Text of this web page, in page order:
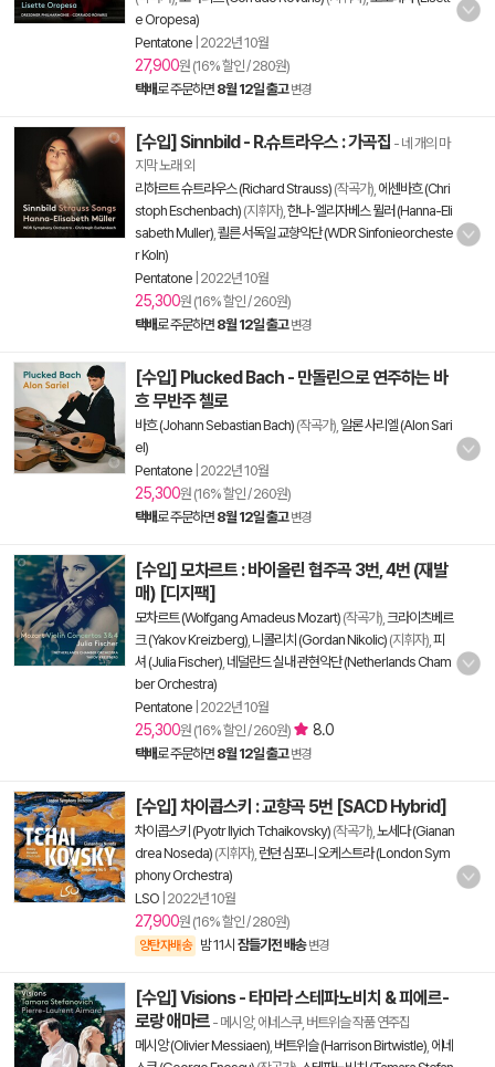
e Oropesa)
Pentatone 2022년 10월
27,900원 (16% 할인 / 280원)
택배로 주문하면 8월 12일 출고 변경
[수입] Sinnbild - R.슈트라우스 : 가곡집 - 네 개의 마
지막 노래 외
리하르트 슈트라우스 (Richard Strauss) (작곡가), 에센바흐 (Chri
stoph Eschenbach) (지휘자), 한나-엘리자베스 뮐러 (Hanna-Eli
sabeth Muller) 쾰른 서독일 교향악단 (WDR Sinfonieorcheste
r Koln)
Pentatone 2022년 10월
25,300원 (16% 할인 / 260원)
택배로 주문하면 8월 12일 출고 변경
[수입] Plucked Bach - 만돌린으로 연주하는 바
흐 무반주 첼로
바흐 (Johann Sebastian Bach) (작곡가), 알론 사리엘 (Alon Sari
el)
Pentatone 2022년 10월
25,300원 (16% 할인 / 260원)
택배로 주문하면 8월 12일 출고 변경
[수입] 모차르트 : 바이올린 협주곡 3번, 4번 (재발
매) [디지팩]
모차르트 (Wolfgang Amadeus Mozart) (작곡가), 크라이츠베르
크 (Yakov Kreizberg) 니콜리치 (Gordan Nikolic) (지휘자), 피
셔 (Julia Fischer) 네덜란드 실내 관현악단 (Netherlands Cham
ber Orchestra)
Pentatone 2022년 10월
25,300원 (16% 할인 / 260원) 8.0
택배로 주문하면 8월 12일 출고 변경
[수입] 차이콥스키 : 교향곡 5번 [SACD Hybrid]
차이콥스키 (Pyotr Ilyich Tchaikovsky) (작곡가), 노세다 (Gianan
drea Noseda) (지휘자), 런던 심포니 오케스트라 (London Sym
phony Orchestra)
LSO 2022년 10월
27,900원 (16% 할인 / 280원)
양탄자배송 밤 11시 잠들기전 배송 변경
[수입] Visions - 타마라 스테파노비치 & 피에르-
로랑 애마르 - 메시앙, 에네스쿠, 버트위슬 작품 연주집
메시앙 (Olivier Messiaen) 버트위슬 (Harrison Birtwistle) 에네